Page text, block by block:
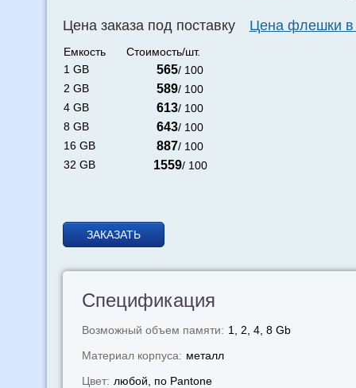
Цена заказа под поставку
Емкость
Стоимость/шт.
1 GB
565/ 100
2 GB
589/ 100
4 GB
613/ 100
8 GB
643/ 100
16 GB
887/ 100
32 GB
1559/ 100
Цена флешки в
ЗАКАЗАТЬ
Спецификация
Возможный объем памяти: 1, 2, 4, 8 Gb
Материал корпуса: металл
Цвет: любой, по Pantone